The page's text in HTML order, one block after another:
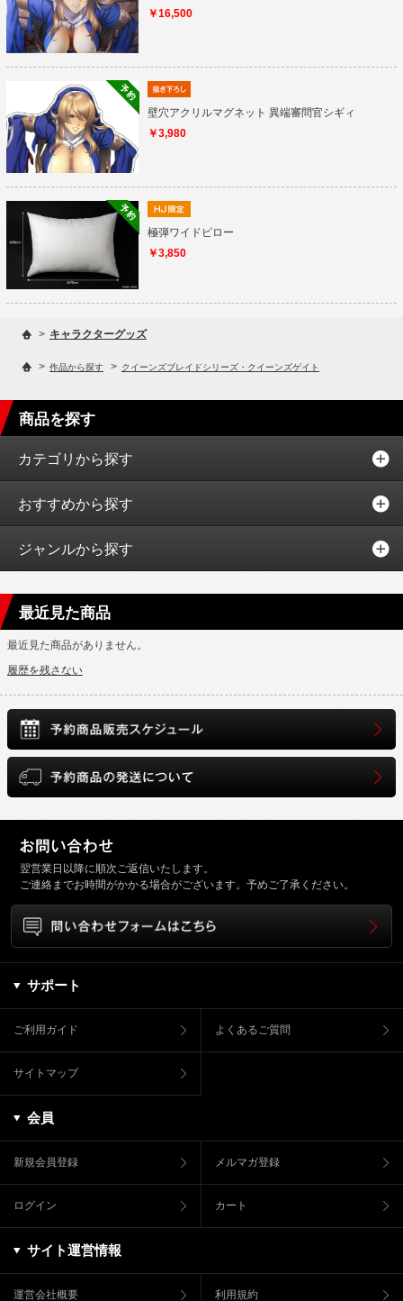
￥16,500
壁穴アクリルマグネット 異端審問官シギィ
￥3,980
極弾ワイドピロー
￥3,850
> キャラクターグッズ
> 作品から探す > クイーンズブレイドシリーズ・クイーンズゲイト
商品を探す
カテゴリから探す
おすすめから探す
ジャンルから探す
最近見た商品
最近見た商品がありません。
履歴を残さない
翌営業日以降に順次ご返信いたします。
ご連絡までお時間がかかる場合がございます。予めご了承ください。
サポート
ご利用ガイド よくあるご質問
サイトマップ
会員
新規会員登録 メルマガ登録
ログイン カート
サイト運営情報
運営会社概要 利用規約